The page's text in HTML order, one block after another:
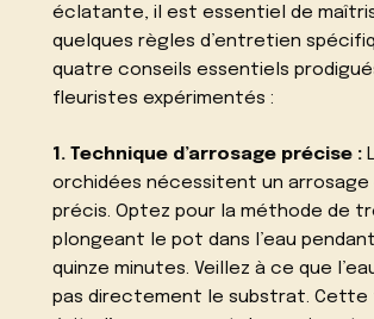
éclatante, il est essentiel de
quelques règles d’entretien
quatre conseils essentiels
fleuristes expérimentés :
1. Technique d’arrosage précise :
orchidées nécessitent un
précis. Optez pour la méthode de
plongeant le pot dans l’eau
quinze minutes. Veillez à ce que
pas directement le substrat. Cette